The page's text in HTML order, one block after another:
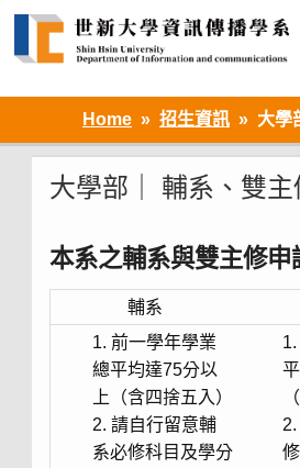
Home 招生資訊 大學
大學部｜ 輔系、雙主
本系之輔系與雙主修申
輔系
前一學年學業
總平均達75分以
上（含四捨五入）
請自行留意輔
系必修科目及學分